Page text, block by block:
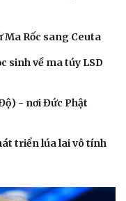
Ma Rốc sang Ceuta
sinh về ma túy LSD
- nơi Đức Phật
triển lúa lai vô tính